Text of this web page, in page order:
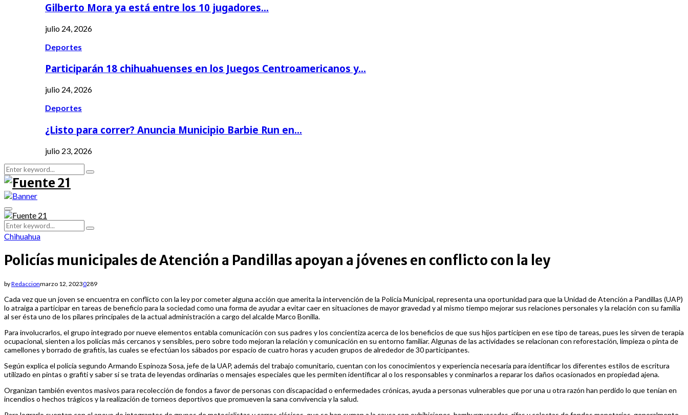
Gilberto Mora ya está entre los 10 jugadores…
julio 24, 2026
Deportes
Participarán 18 chihuahuenses en los Juegos Centroamericanos y…
julio 24, 2026
Deportes
¿Listo para correr? Anuncia Municipio Barbie Run en…
julio 23, 2026
Search
for:
Search
Primary
Menu
Search
for:
Search
Chihuahua
Policías municipales de Atención a Pandillas apoyan a jóvenes en conflicto con la ley
byRedaccionmarzo 12, 20230289
Cada vez que un joven se encuentra en conflicto con la ley por cometer alguna acción que amerita la intervención de la Policía Municipal, representa una oportunidad para que la Unidad de Atención a Pandillas (UAP)
lo atraiga a participar en tareas de beneficio para la sociedad como una forma de ayudar a evitar caer en situaciones de mayor gravedad y al mismo tiempo mejorar sus relaciones personales y la relación con su familia
al ser ésta uno de los pilares principales de la actual administración a cargo del alcalde Marco Bonilla.
Para involucrarlos, el grupo integrado por nueve elementos entabla comunicación con sus padres y los concientiza acerca de los beneficios de que sus hijos participen en ese tipo de tareas, pues les sirven de terapia
ocupacional, sienten a los policías más cercanos y sensibles, pero sobre todo mejoran la relación y comunicación en su entorno familiar. Algunas de las actividades se relacionan con reforestación, limpieza o pinta de
camellones y borrado de grafitis, las cuales se efectúan los sábados por espacio de cuatro horas y acuden grupos de alrededor de 30 participantes.
Según explica el policía segundo Armando Espinoza Sosa, jefe de la UAP, además del trabajo comunitario, cuentan con los conocimientos y experiencia necesaria para identificar los diferentes estilos de escritura
utilizado en pintas o grafiti y saber si se trata de leyendas ordinarias o mensajes especiales que les permiten identificar al o los responsables y conminarlos a reparar los daños ocasionados en propiedad ajena.
Organizan también eventos masivos para recolección de fondos a favor de personas con discapacidad o enfermedades crónicas, ayuda a personas vulnerables que por una u otra razón han perdido lo que tenían en
incendios o hechos trágicos y la realización de torneos deportivos que promueven la sana convivencia y la salud.